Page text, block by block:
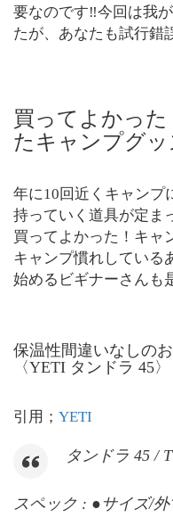
要なのです‼︎今回は我
たが、あなたも試行錯
買ってよかっ
たキャンプグッ
年に10回近くキャンプ
持っていく道具が定ま
買ってよかった！キャ
キャンプ慣れしている
始めるビギナーさんも
保温性間違いなしの
〈YETI タンドラ 45〉
引用； YETI
タンドラ 45 /
スペック : ●サイズ/外